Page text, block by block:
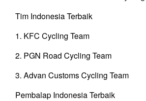
Tim Indonesia Terbaik
1. KFC Cycling Team
2. PGN Road Cycling Team
3. Advan Customs Cycling Team
Pembalap Indonesia Terbaik